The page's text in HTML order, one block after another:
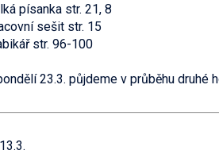
písanka str. 21, 8
sešit str. 15
str. 96-100
23.3. půjdeme v průběhu druhé